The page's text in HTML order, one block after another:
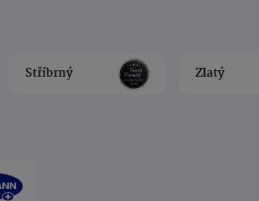
Stříbrný Zlatý